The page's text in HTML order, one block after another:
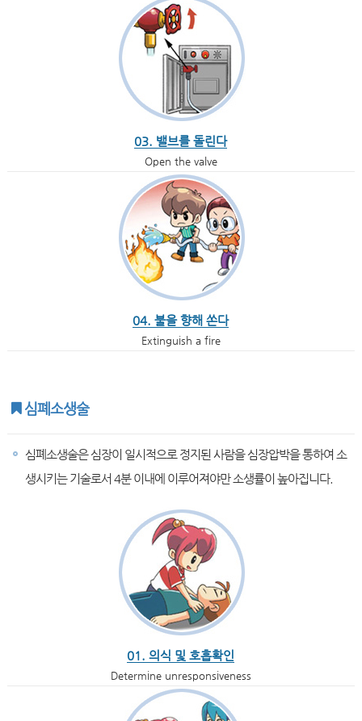
03. 밸브를 돌린다
Open the valve
04. 불을 향해 쏜다
Extinguish a fire
심폐소생술
심폐소생술은 심장이 일시적으로 정지된 사람을 심장압박을 통하여 소
생시키는 기술로서 4분 이내에 이루어져야만 소생률이 높아집니다.
01. 의식 및 호흡확인
Determine unresponsiveness